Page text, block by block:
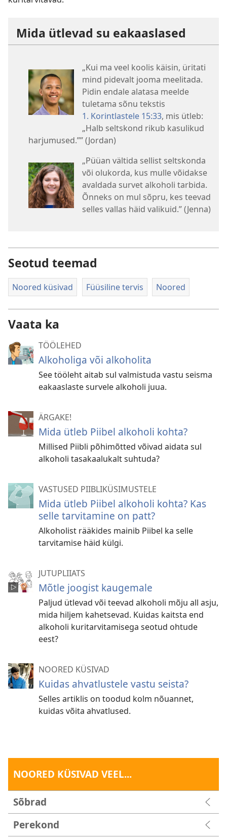
Mida ütlevad su eakaaslased
„Kui ma veel koolis käisin, üritati
mind pidevalt jooma meelitada.
Pidin endale alatasa meelde
tuletama sõnu tekstis
1. Korintlastele 15:33, mis ütleb:
„Halb seltskond rikub kasulikud
harjumused.”” (Jordan)
„Püüan vältida sellist seltskonda
või olukorda, kus mulle võidakse
avaldada survet alkoholi tarbida.
Õnneks on mul sõpru, kes teevad
selles vallas häid valikuid.” (Jenna)
Seotud teemad
Noored küsivad Füüsiline tervis Noored
Vaata ka
TÖÖLEHED
Alkoholiga või alkoholita
See tööleht aitab sul valmistuda vastu seisma
eakaaslaste survele alkoholi juua.
ÄRGAKE!
Mida ütleb Piibel alkoholi kohta?
Millised Piibli põhimõtted võivad aidata sul
alkoholi tasakaalukalt suhtuda?
VASTUSED PIIBLIKÜSIMUSTELE
Mida ütleb Piibel alkoholi kohta? Kas
selle tarvitamine on patt?
Alkoholist rääkides mainib Piibel ka selle
tarvitamise häid külgi.
JUTUPLIIATS
Mõtle joogist kaugemale
Paljud ütlevad või teevad alkoholi mõju all asju,
mida hiljem kahetsevad. Kuidas kaitsta end
alkoholi kuritarvitamisega seotud ohtude
eest?
NOORED KÜSIVAD
Kuidas ahvatlustele vastu seista?
Selles artiklis on toodud kolm nõuannet,
kuidas võita ahvatlused.
NOORED KÜSIVAD VEEL...
Sõbrad
Perekond